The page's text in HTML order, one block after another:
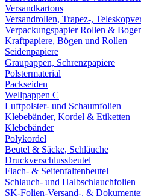
Versandkartons
Versandrollen, Trapez-,
Verpackungspapier Rollen &
Kraftpapiere, Bögen und Rollen
Seidenpapiere
Graupappen, Schrenzpapiere
Polstermaterial
Packseiden
Wellpappen C
Luftpolster- und Schaumfolien
Klebebänder, Kordel & Etiketten
Klebebänder
Polykordel
Beutel & Säcke, Schläuche
Druckverschlussbeutel
Flach- & Seitenfaltenbeutel
Schlauch- und Halbschlauchfolien
SK-Folien-Versand-, &